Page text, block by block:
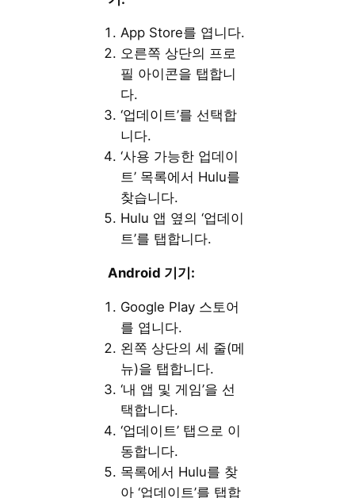
App Store를 엽니다.
오른쪽 상단의 프로
필 아이콘을 탭합니
다.
‘업데이트’를 선택합
니다.
‘사용 가능한 업데이
트’ 목록에서 Hulu를
찾습니다.
Hulu 앱 옆의 ‘업데이
트’를 탭합니다.
Android 기기:
Google Play 스토어
를 엽니다.
왼쪽 상단의 세 줄(메
뉴)을 탭합니다.
‘내 앱 및 게임’을 선
택합니다.
‘업데이트’ 탭으로 이
동합니다.
목록에서 Hulu를 찾
아 ‘업데이트’를 탭합